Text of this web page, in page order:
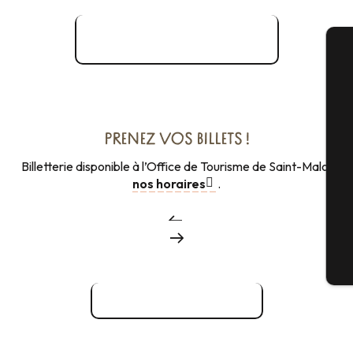
PRENEZ VOS BILLETS !
Billetterie disponible à l’Office de Tourisme de Saint-Malo,
nos horaires
.